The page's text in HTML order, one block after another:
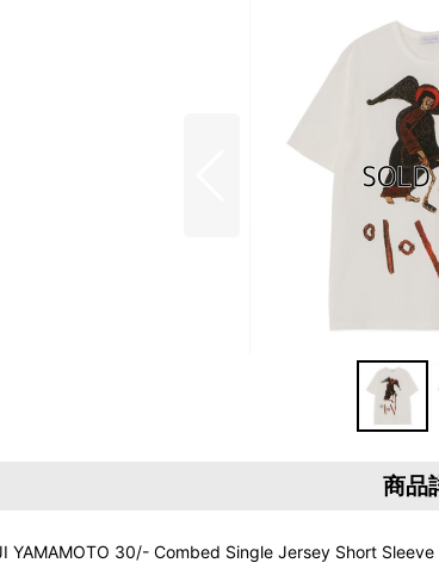
商品
YAMAMOTO 30/- Combed Single Jersey Short Sleeve